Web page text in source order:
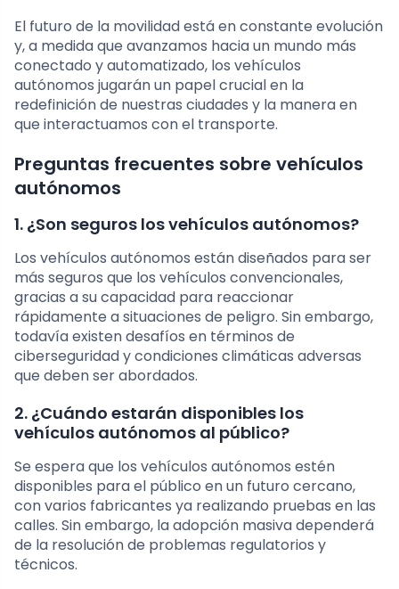
El futuro de la movilidad está en constante evolución
y, a medida que avanzamos hacia un mundo más
conectado y automatizado, los vehículos
autónomos jugarán un papel crucial en la
redefinición de nuestras ciudades y la manera en
que interactuamos con el transporte.
Preguntas frecuentes sobre vehículos
autónomos
1. ¿Son seguros los vehículos autónomos?
Los vehículos autónomos están diseñados para ser
más seguros que los vehículos convencionales,
gracias a su capacidad para reaccionar
rápidamente a situaciones de peligro. Sin embargo,
todavía existen desafíos en términos de
ciberseguridad y condiciones climáticas adversas
que deben ser abordados.
2. ¿Cuándo estarán disponibles los
vehículos autónomos al público?
Se espera que los vehículos autónomos estén
disponibles para el público en un futuro cercano,
con varios fabricantes ya realizando pruebas en las
calles. Sin embargo, la adopción masiva dependerá
de la resolución de problemas regulatorios y
técnicos.